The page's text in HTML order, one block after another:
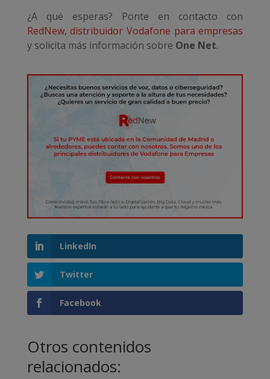
¿A qué esperas? Ponte en contacto con
RedNew, distribuidor Vodafone para empresas
y solicita más información sobre One Net.
LinkedIn
Twitter
Facebook
Otros contenidos
relacionados: